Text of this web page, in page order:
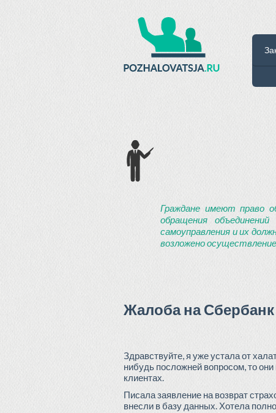
Граждане имеют право
обращения
самоуправления и их
возложено
Жалоба на
Здравствуйте, я уже устала от
нибудь посложней вопросом, то они
клиентах.
Писала заявление на возврат
внесли в базу данных. Хотела